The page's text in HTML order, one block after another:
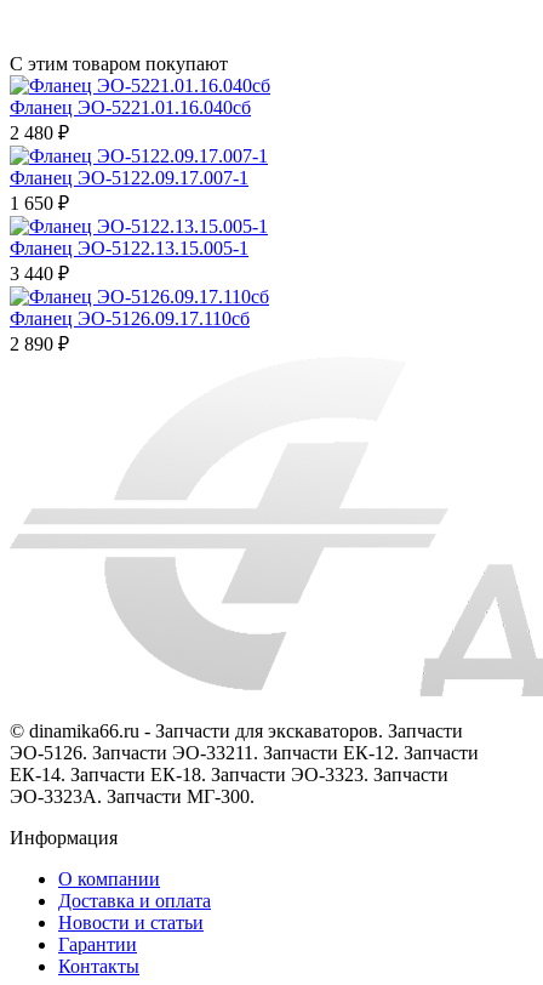
С этим товаром покупают
Фланец ЭО-5221.01.16.040сб
2 480 ₽
Фланец ЭО-5122.09.17.007-1
1 650 ₽
Фланец ЭО-5122.13.15.005-1
3 440 ₽
Фланец ЭО-5126.09.17.110сб
2 890 ₽
© dinamika66.ru - Запчасти для экскаваторов. Запчасти
ЭО-5126. Запчасти ЭО-33211. Запчасти ЕК-12. Запчасти
ЕК-14. Запчасти ЕК-18. Запчасти ЭО-3323. Запчасти
ЭО-3323А. Запчасти МГ-300.
Информация
О компании
Доставка и оплата
Новости и статьи
Гарантии
Контакты